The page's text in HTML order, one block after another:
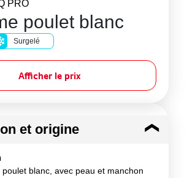
PRO
poulet blanc
Surgelé
Afficher le prix
et origine
blanc, avec peau et manchon